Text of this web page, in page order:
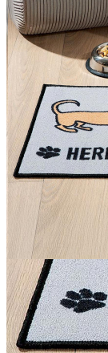
12,95
inkl. MwSt. zzgl.
1
Zum Warenkorb
Zur Wunschliste
Verfügbare Menge:
Sofort lieferbar
Lieferzeit: ca. 3 - 5
Beschreibung
Graue,
"Hereingedackelt".